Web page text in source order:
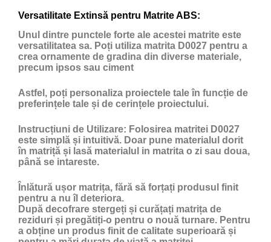
Versatilitate Extinsă pentru Matrite ABS:
Unul dintre punctele forte ale acestei matrite este
versatilitatea sa. Poți utiliza matrita D0027 pentru a
crea ornamente de gradina din diverse materiale,
precum ipsos sau ciment
Astfel, poți personaliza proiectele tale în funcție de
preferințele tale și de cerințele proiectului.
Instrucțiuni de Utilizare: Folosirea matritei D0027
este simplă și intuitivă. Doar pune materialul dorit
în matriță și lasă materialul in matrita o zi sau doua,
până se intareste.
Înlătură ușor matrița, fără să forțați produsul finit
pentru a nu îl deteriora.
După decofrare stergeți și curățați matrița de
reziduri și pregătiți-o pentru o nouă turnare. Pentru
a obține un produs finit de calitate superioară și